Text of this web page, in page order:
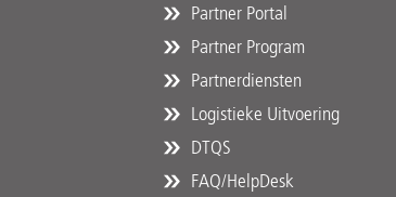
Partner Portal
Partner Program
Partnerdiensten
Logistieke Uitvoering
DTQS
FAQ/HelpDesk